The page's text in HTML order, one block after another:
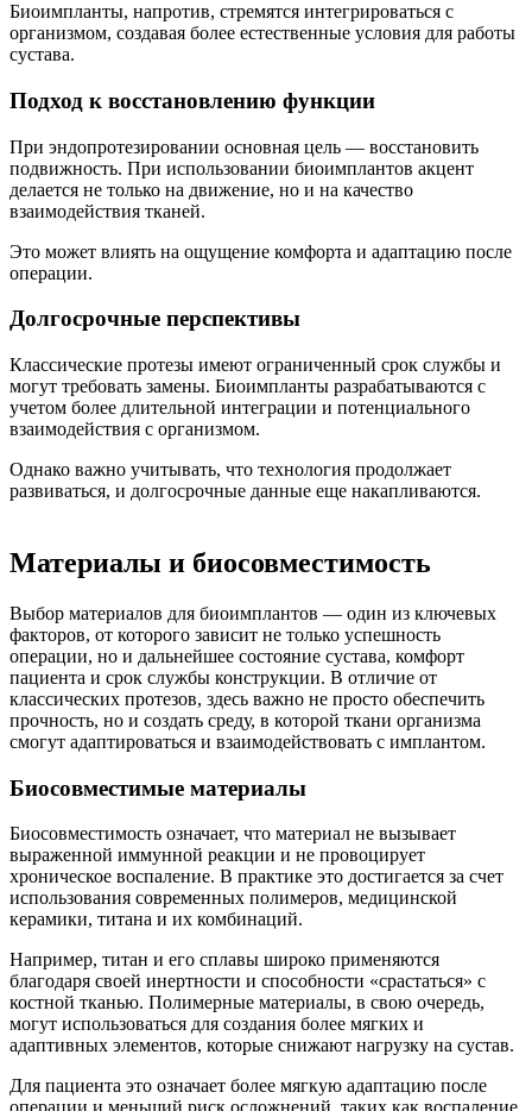
Биоимпланты, напротив, стремятся интегрироваться с
организмом, создавая более естественные условия для работы
сустава.
Подход к восстановлению функции
При эндопротезировании основная цель — восстановить
подвижность. При использовании биоимплантов акцент
делается не только на движение, но и на качество
взаимодействия тканей.
Это может влиять на ощущение комфорта и адаптацию после
операции.
Долгосрочные перспективы
Классические протезы имеют ограниченный срок службы и
могут требовать замены. Биоимпланты разрабатываются с
учетом более длительной интеграции и потенциального
взаимодействия с организмом.
Однако важно учитывать, что технология продолжает
развиваться, и долгосрочные данные еще накапливаются.
Материалы и биосовместимость
Выбор материалов для биоимплантов — один из ключевых
факторов, от которого зависит не только успешность
операции, но и дальнейшее состояние сустава, комфорт
пациента и срок службы конструкции. В отличие от
классических протезов, здесь важно не просто обеспечить
прочность, но и создать среду, в которой ткани организма
смогут адаптироваться и взаимодействовать с имплантом.
Биосовместимые материалы
Биосовместимость означает, что материал не вызывает
выраженной иммунной реакции и не провоцирует
хроническое воспаление. В практике это достигается за счет
использования современных полимеров, медицинской
керамики, титана и их комбинаций.
Например, титан и его сплавы широко применяются
благодаря своей инертности и способности «срастаться» с
костной тканью. Полимерные материалы, в свою очередь,
могут использоваться для создания более мягких и
адаптивных элементов, которые снижают нагрузку на сустав.
Для пациента это означает более мягкую адаптацию после